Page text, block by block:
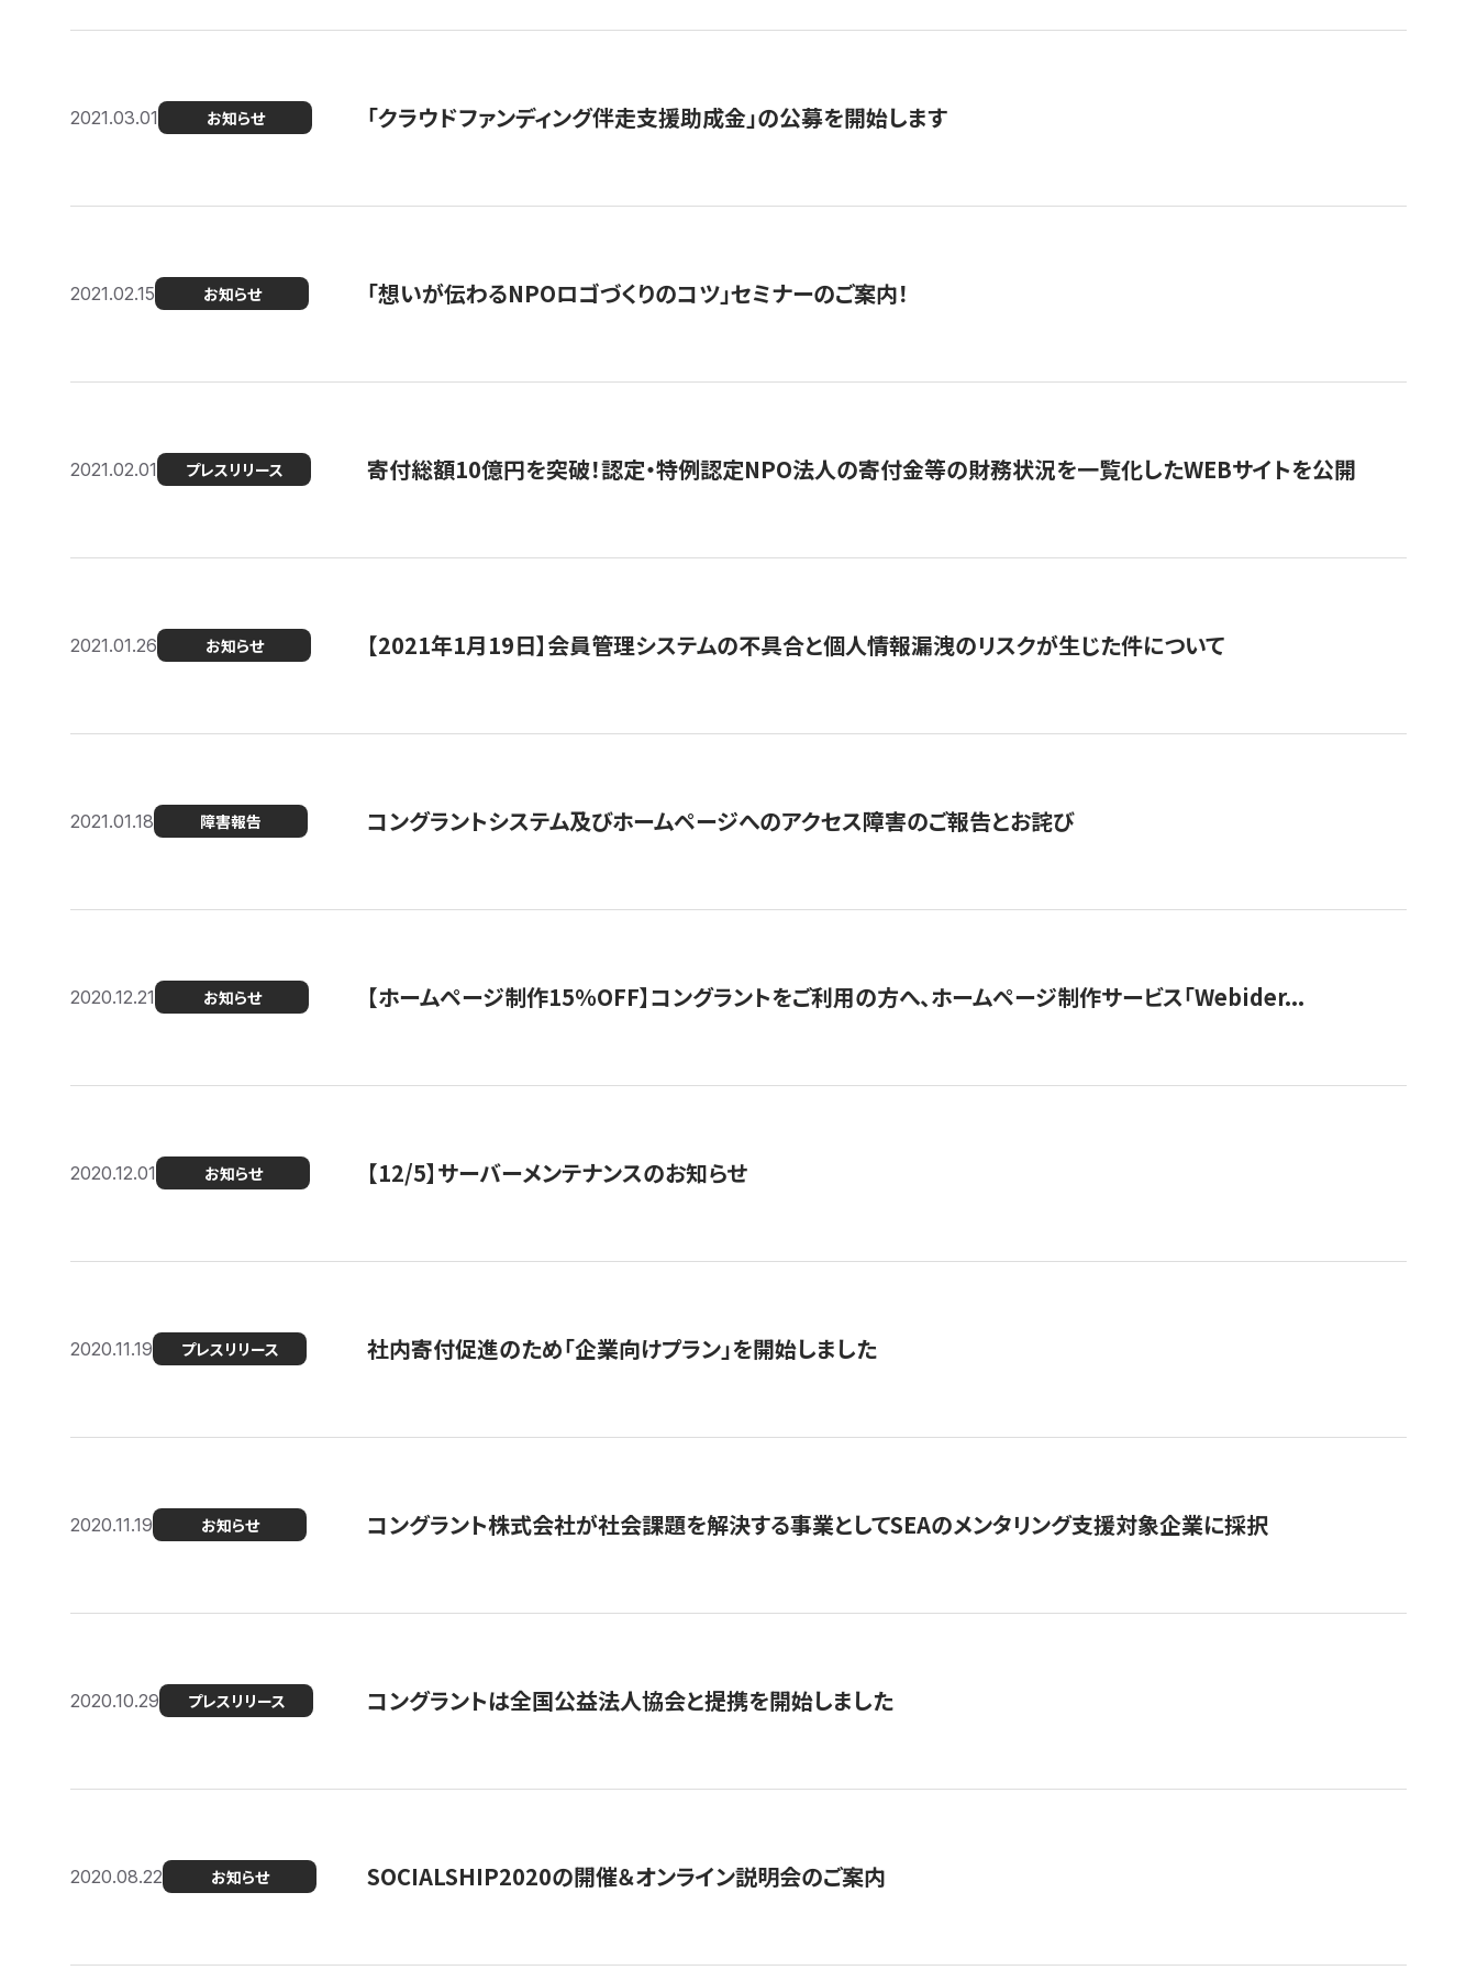
2021.03.01 お知らせ 「クラウドファンディング伴走支援助成金」の公募を開始します
2021.02.15 お知らせ 「想いが伝わるNPOロゴづくりのコツ」セミナーのご案内！
2021.02.01 プレスリリース 寄付総額10億円を突破！認定・特例認定NPO法人の寄付金等の財務状況を一覧化したWEBサイトを公開
2021.01.26 お知らせ 【2021年1月19日】会員管理システムの不具合と個人情報漏洩のリスクが生じた件について
2021.01.18 障害報告 コングラントシステム及びホームページへのアクセス障害のご報告とお詫び
2020.12.21 お知らせ 【ホームページ制作15％OFF】コングラントをご利用の方へ、ホームページ制作サービス「Webider...
2020.12.01 お知らせ 【12/5】サーバーメンテナンスのお知らせ
2020.11.19 プレスリリース 社内寄付促進のため「企業向けプラン」を開始しました
2020.11.19 お知らせ コングラント株式会社が社会課題を解決する事業としてSEAのメンタリング支援対象企業に採択
2020.10.29 プレスリリース コングラントは全国公益法人協会と提携を開始しました
2020.08.22 お知らせ SOCIALSHIP2020の開催＆オンライン説明会のご案内